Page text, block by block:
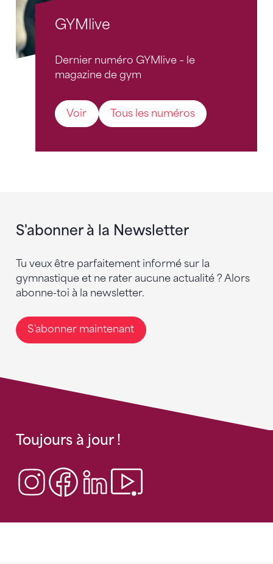
GYMlive
Dernier numéro GYMlive – le
magazine de gym
Voir Tous les numéros
S'abonner à la Newsletter
Tu veux être parfaitement informé sur la
gymnastique et ne rater aucune actualité ? Alors
abonne-toi à la newsletter.
S'abonner maintenant
Toujours à jour !